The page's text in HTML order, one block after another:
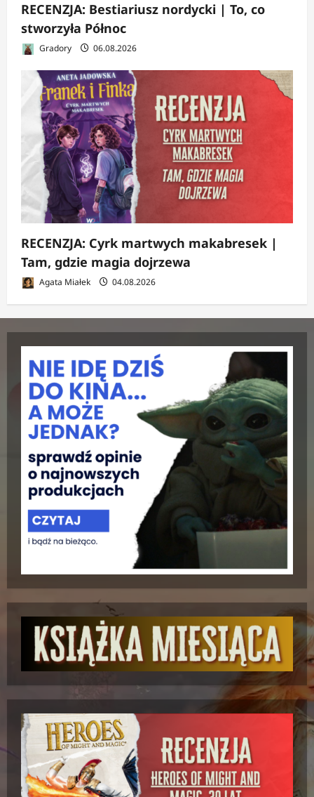
RECENZJA: Bestiariusz nordycki | To, co
stworzyła Północ
Gradory 06.08.2026
RECENZJA: Cyrk martwych makabresek |
Tam, gdzie magia dojrzewa
Agata Miałek 04.08.2026